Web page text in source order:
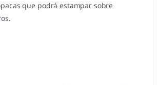
que podrá estampar sobre